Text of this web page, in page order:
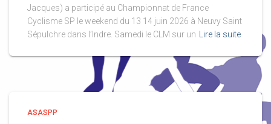
Jacques) a participé au Championnat de France
Cyclisme SP le weekend du 13 14 juin 2026 à Neuvy Saint
Sépulchre dans l’Indre. Samedi le CLM sur un
Lire la suite
ASASPP